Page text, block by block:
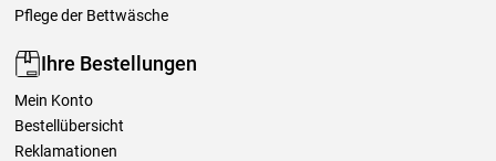
Pflege der Bettwäsche
Ihre Bestellungen
Mein Konto
Bestellübersicht
Reklamationen